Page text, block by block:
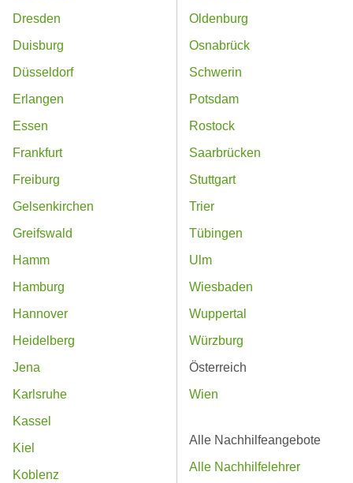
Dresden
Duisburg
Düsseldorf
Erlangen
Essen
Frankfurt
Freiburg
Gelsenkirchen
Greifswald
Hamm
Hamburg
Hannover
Heidelberg
Jena
Karlsruhe
Kassel
Kiel
Koblenz
Oldenburg
Osnabrück
Schwerin
Potsdam
Rostock
Saarbrücken
Stuttgart
Trier
Tübingen
Ulm
Wiesbaden
Wuppertal
Würzburg
Österreich
Wien
Alle Nachhilfeangebote
Alle Nachhilfelehrer